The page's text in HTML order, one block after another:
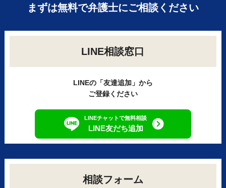
まずは無料で弁護士にご相談ください
LINE相談窓口
LINEの「友達追加」から
ご登録ください
LINEチャットで無料相談
LINE友だち追加
相談フォーム